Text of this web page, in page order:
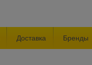
Доставка Бренды